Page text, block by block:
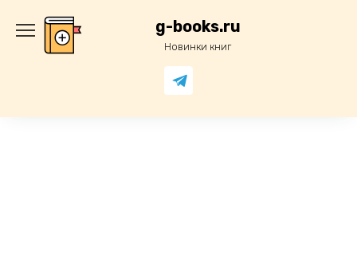
содержанию
g-books.ru
Новинки книг